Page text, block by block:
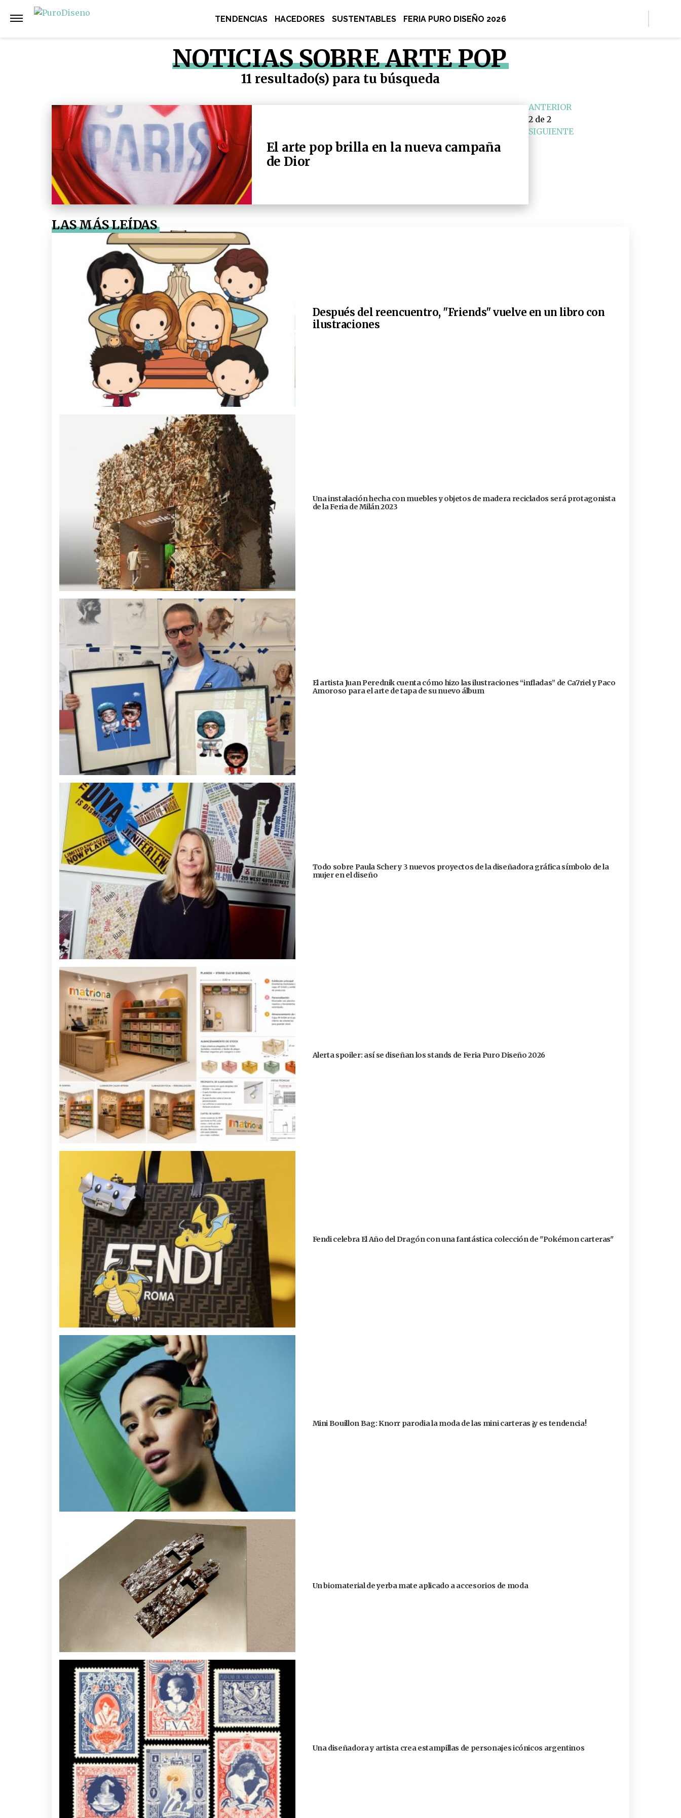
TENDENCIAS HACEDORES SUSTENTABLES FERIA PURO DISEÑO 2026
NOTICIAS SOBRE ARTE POP
11 resultado(s) para tu búsqueda
El arte pop brilla en la nueva campaña
de Dior
ANTERIOR
2 de 2
SIGUIENTE
LAS MÁS LEÍDAS
Después del reencuentro, "Friends" vuelve en un libro con
ilustraciones
Una instalación hecha con muebles y objetos de madera reciclados será protagonista
de la Feria de Milán 2023
El artista Juan Perednik cuenta cómo hizo las ilustraciones “infladas” de Ca7riel y Paco
Amoroso para el arte de tapa de su nuevo álbum
Todo sobre Paula Scher y 3 nuevos proyectos de la diseñadora gráfica símbolo de la
mujer en el diseño
Alerta spoiler: así se diseñan los stands de Feria Puro Diseño 2026
Fendi celebra El Año del Dragón con una fantástica colección de "Pokémon carteras"
Mini Bouillon Bag: Knorr parodia la moda de las mini carteras ¡y es tendencia!
Un biomaterial de yerba mate aplicado a accesorios de moda
Una diseñadora y artista crea estampillas de personajes icónicos argentinos